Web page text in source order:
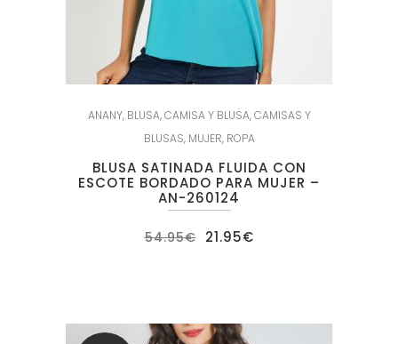
ANANY, BLUSA,CAMISA Y BLUSA,CAMISAS Y
BLUSAS, MUJER, ROPA
BLUSA SATINADA FLUIDA CON
ESCOTE BORDADO PARA MUJER –
AN-260124
54.95€ El
precio
21.95€El